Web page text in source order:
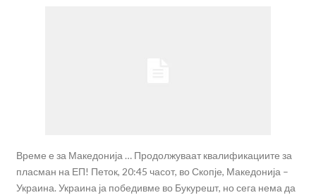
Време е за Македонија … Продолжуваат квалификациите за
пласман на ЕП! Петок, 20:45 часот, во Скопје, Македонија –
Украина. Украина ја победивме во Букурешт, но сега нема да